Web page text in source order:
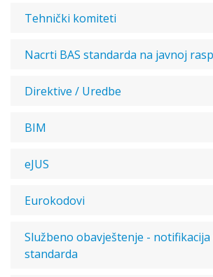
Tehnički komiteti
Nacrti BAS standarda na javnoj
Direktive / Uredbe
BIM
eJUS
Eurokodovi
Službeno obavještenje -
standarda